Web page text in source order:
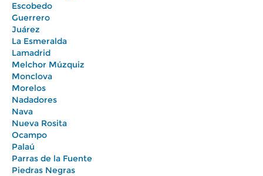
Escobedo
Guerrero
Juárez
La Esmeralda
Lamadrid
Melchor Múzquiz
Monclova
Morelos
Nadadores
Nava
Nueva Rosita
Ocampo
Palaú
Parras de la Fuente
Piedras Negras